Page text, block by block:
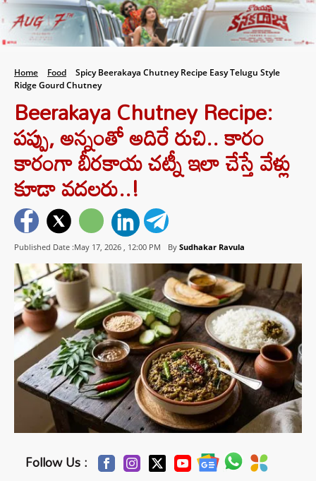
Home Food
Spicy Beerakaya Chutney Recipe Easy Telugu Style
Ridge Gourd Chutney
Beerakaya Chutney Recipe:
పప్పు, అన్నంతో అదిరే రుచి.. కారం
కారంగా బీరకాయ చట్నీ ఇలా చేస్తే వేళ్లు
కూడా వదలరు..!
Published Date :May 17, 2026 , 12:00 PM By Sudhakar Ravula
Follow Us :